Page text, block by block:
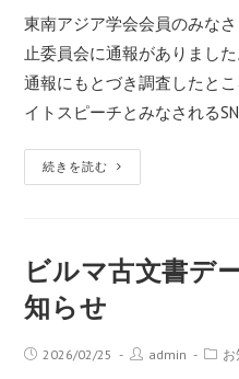
東南アジア学会会員のみな
止委員会に通報がありまし
通報にもとづき調査したと
イトスピーチとみなされる
続きを読む
ビルマ古文書デ
知らせ
2026/02/25 admin